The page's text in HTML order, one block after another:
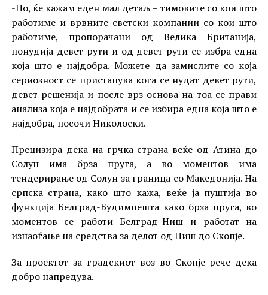
-Но, ќе кажам еден мал детаљ – тимовите со кои што
работиме и врвните светски компании со кои што
работиме, пропорачани од Велика Британија,
понудија девет рути и од девет рути се избра една
која што е најдобра. Можете да замислите со која
сериозност се пристапува кога се нудат девет рути,
девет решенија и после врз основа на тоа се прави
анализа која е најдобрата и се избира една која што е
најдобра, посочи Николоски.
Прецизира дека на грчка страна веќе од Атина до
Солун има брза пруга, а во моментов има
тендерирање од Солун за граница со Македонија. На
српска страна, како што кажа, веќе ја пуштија во
функција Белград-Будимпешта како брза пруга, во
моментов се работи Белград-Ниш и работат на
изнаоѓање на средства за делот од Ниш до Скопје.
За проектот за градскиот воз во Скопје рече дека
добро напредува.